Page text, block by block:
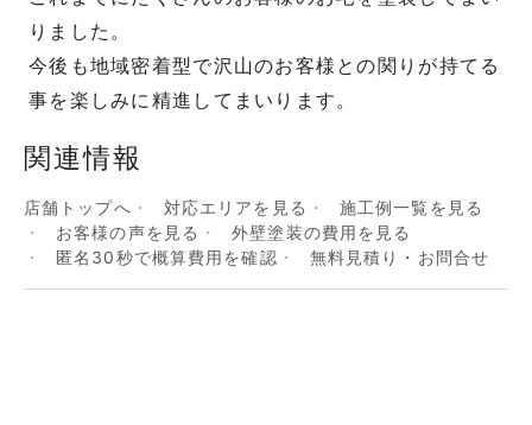
りました。
今後も地域密着型で沢山のお客様との関りが持てる
事を楽しみに精進してまいります。
関連情報
店舗トップへ 対応エリアを見る
施工例一覧を見る
お客様の声を見る
外壁塗装の費用を見る
匿名30秒で概算費用を確認
無料見積り・お問合せ